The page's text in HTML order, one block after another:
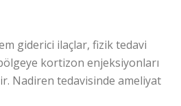
giderici ilaçlar, fizik tedavi
kortizon enjeksiyonları
Nadiren tedavisinde ameliyat